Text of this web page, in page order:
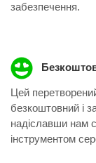
забезпечення.
Цей
безкоштовний і
надіславши нам
інструментом